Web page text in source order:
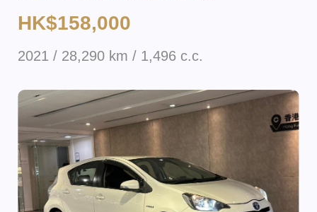
HK$158,000
2021 / 28,290 km / 1,496 c.c.